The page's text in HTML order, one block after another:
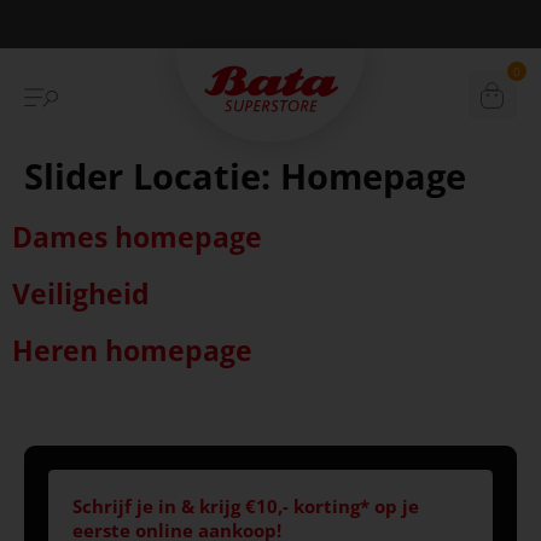
Betaal achteraf met Klarna 0
Slider Locatie: Homepage
Dames homepage
Veiligheid
Heren homepage
Schrijf je in & krijg €10,- korting* op je
eerste online aankoop!